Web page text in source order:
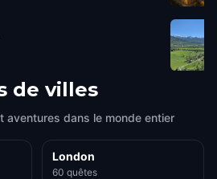
de villes
aventures dans le monde entier
London
60 quêtes